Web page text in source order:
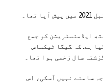
ایڈمنسٹریشن کو جمع
ہے. کہ گیگا ٹیکساس
سامنے نہیں آسکی، اس